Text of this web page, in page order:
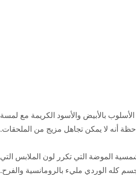
بالأبيض والأسود الكريمة مع لمسة
أنه لا يمكن تجاهل مزيج من الملحقات.
الموضة التي تكرر لون الملابس التي
كله الوردي مليء بالرومانسية والفرح.